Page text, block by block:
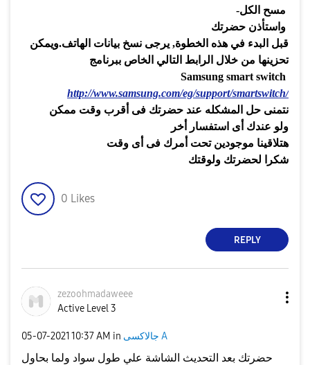
-
قبل البدء في هذه الخطوة, يرجى نسخ بيانات الهاتف.ويمكن
تحزينها من خلال الرابط التالي الخاص ببرنامج
Samsung smart switch
http://www.samsung.com/eg/support/smartswitch/
نتمنى حل المشكله عند حضرتك فى أقرب وقت ممكن
ولو عندك أى استفسار أخر
هتلاقينا موجودين تحت أمرك فى أى وقت
شكرا لحضرتك ولوقتك
0 Likes
REPLY
zezoohmadaweee
Active Level 3
‎05-07-2021 10:37 AM in جالاكسى A
حضرتك بعد التحديث الشاشة علي طول سواد ولما بحاول